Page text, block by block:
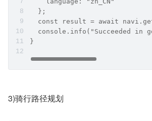
  };
const result = await
console.info("Succeeded in
}
3)骑行路径规划